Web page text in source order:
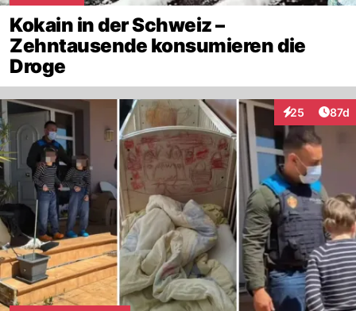
Kokain in der Schweiz –
Zehntausende konsumieren die
Droge
25
Interaktionen
87d